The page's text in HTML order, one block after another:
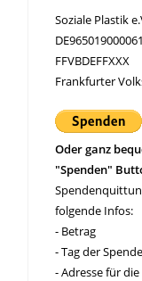
Soziale Plastik
FFVBDEFFXXX
Frankfurter
Oder ganz
"Spenden"
folgende Infos:
- Betrag
- Tag der Spende
- Adresse für